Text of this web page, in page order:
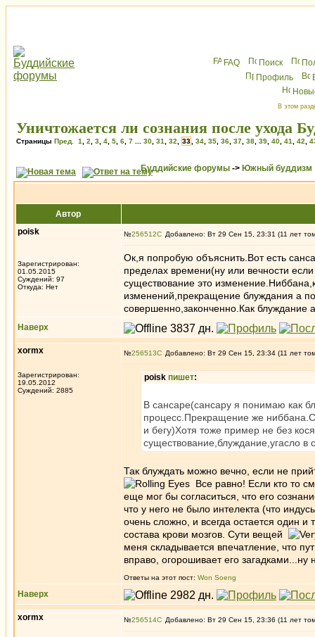
FAQ Поиск
Профиль
В этом
Уничтожается ли сознания после ухода
Страницы Пред. 1 2 3 4 5 6 7 30 31 32 33 34 35 36 37 38 39 40 41 42
Буддийские форумы -> Южный буддизм
Автор
poisk
Зарегистрирован:
01.05.2015
Суждений: 97
Откуда: Нет
№256512 Добавлено: Вт 29 Сен 15, 23:31 (11 лет
Ок,я попробую объяснить.Вот есть
пределах времени(ну или вечности
существование это
изменений,прекращение блуждания а
совершенно,законченно.Как блуждание
Наверх
xormx
Зарегистрирован:
19.05.2012
Суждений: 2885
№256513 Добавлено: Вт 29 Сен 15, 23:34 (11 лет
poisk пишет:
В сансаре(сансару я понимаю как
процесс.Прекращение же
и бегу)Хотя тоже пример не без
существование,блуждание,угасло в
Так блуждать можно вечно, если не
Все равно! Если кто то
еще мог бы согласиться, что его
что у него не было интелекта (что
очень сложно, и всегда остается один
состава крови мозгов. Сути вещей
меня складывается впечатление, что
вправо, огорошивает его
Ответы на этот пост: Won Soeng
Наверх
xormx №256514 Добавлено: Вт 29 Сен 15, 23:36 (11 лет